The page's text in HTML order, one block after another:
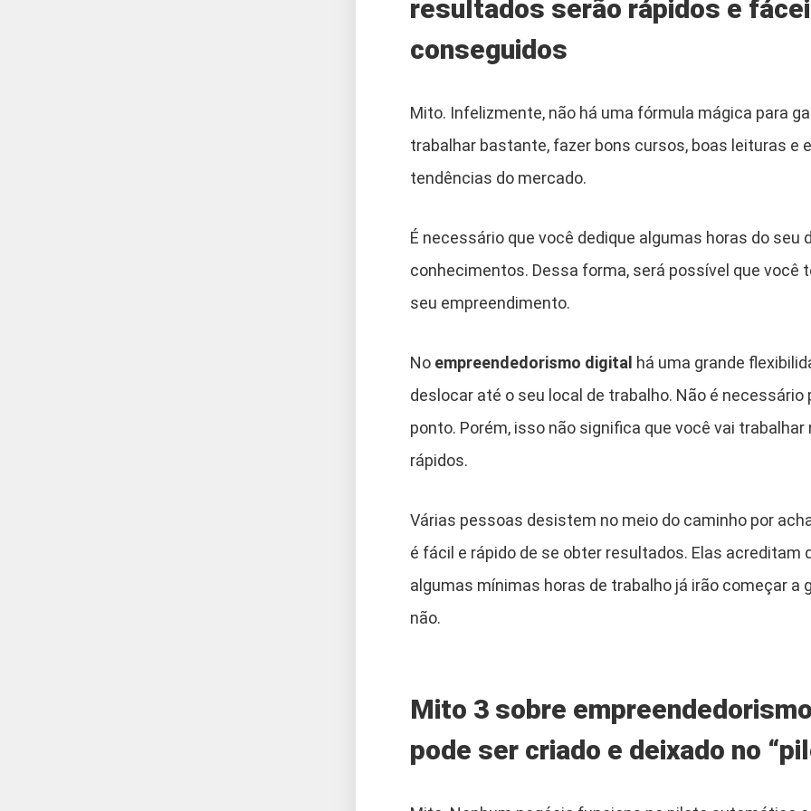
resultados serão rápidos e
conseguidos
Mito. Infelizmente, não há uma fórmula mágica para
trabalhar bastante, fazer bons cursos, boas leituras e
tendências do mercado.
É necessário que você dedique algumas horas do seu
conhecimentos. Dessa forma, será possível que você
seu empreendimento.
No empreendedorismo digital há uma grande
deslocar até o seu local de trabalho. Não é
ponto. Porém, isso não significa que você vai
rápidos.
Várias pessoas desistem no meio do caminho por
é fácil e rápido de se obter resultados. Elas
algumas mínimas horas de trabalho já irão começar a
não.
Mito 3 sobre
pode ser criado e deixado no